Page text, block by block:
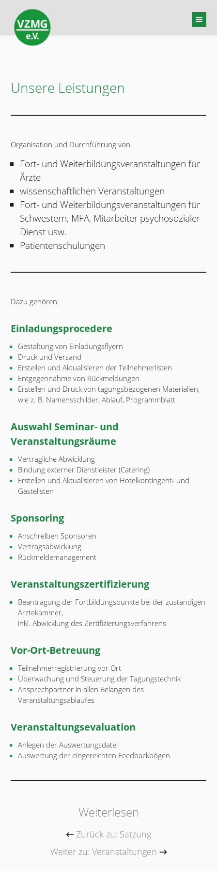
Unsere Leistungen
Organisation und Durchführung von
Fort- und Weiterbildungsveranstaltungen für
Ärzte
wissenschaftlichen Veranstaltungen
Fort- und Weiterbildungsveranstaltungen für
Schwestern, MFA, Mitarbeiter psychosozialer
Dienst usw.
Patientenschulungen
Dazu gehören:
Einladungsprocedere
Gestaltung von Einladungsflyern
Druck und Versand
Erstellen und Aktualisieren der Teilnehmerlisten
Entgegennahme von Rückmeldungen
Erstellen und Druck von tagungsbezogenen Materialien,
wie z. B. Namensschilder, Ablauf, Programmblatt
Auswahl Seminar- und
Veranstaltungsräume
Vertragliche Abwicklung
Bindung externer Dienstleister (Catering)
Erstellen und Aktualisieren von Hotelkontingent- und
Gästelisten
Sponsoring
Anschreiben Sponsoren
Vertragsabwicklung
Rückmeldemanagement
Veranstaltungszertifizierung
Beantragung der Fortbildungspunkte bei der zuständigen
Ärztekammer,
inkl. Abwicklung des Zertifizierungsverfahrens
Vor-Ort-Betreuung
Teilnehmerregistrierung vor Ort
Überwachung und Steuerung der Tagungstechnik
Ansprechpartner in allen Belangen des
Veranstaltungsablaufes
Veranstaltungsevaluation
Anlegen der Auswertungsdatei
Auswertung der eingereichten Feedbackbögen
Weiterlesen
Zurück zu: Satzung
Weiter zu: Veranstaltungen